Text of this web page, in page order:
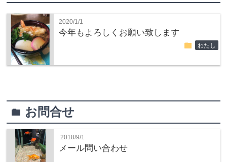
2020/1/1
今年もよろしくお願い致します
folder わたし
folder お問合せ
2018/9/1
メール問い合わせ